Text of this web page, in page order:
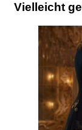
Vielleicht